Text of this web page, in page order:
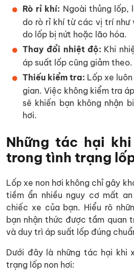
Rò rỉ khí: Ngoài thủng lốp,
do rò rỉ khí từ các vị trí như
do lốp bị nứt hoặc lão hóa.
Thay đổi nhiệt độ: Khi
áp suất lốp cũng giảm theo.
Thiếu kiểm tra: Lốp xe
gian. Việc không kiểm tra
sẽ khiến bạn không nhận
hơi.
Những tác hại
trong tình trạng
Lốp xe non hơi không chỉ gây
tiềm ẩn nhiều nguy cơ mất
chiếc xe của bạn. Hiểu rõ
bạn nhận thức được tầm quan
và duy trì áp suất lốp đúng
Dưới đây là những tác hại khi
trạng lốp non hơi: